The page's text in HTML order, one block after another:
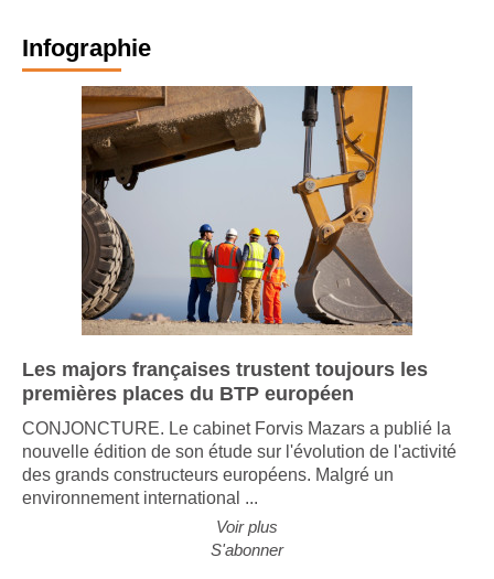
Infographie
Les majors françaises trustent toujours les
premières places du BTP européen
CONJONCTURE. Le cabinet Forvis Mazars a publié la
nouvelle édition de son étude sur l'évolution de l'activité
des grands constructeurs européens. Malgré un
environnement international ...
Voir plus
S'abonner